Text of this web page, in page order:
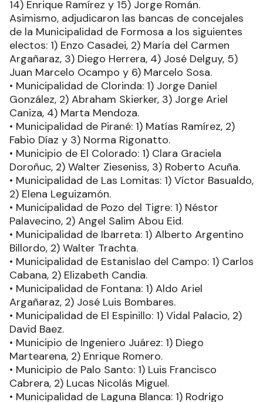
14) Enrique Ramírez y 15) Jorge Román.
Asimismo, adjudicaron las bancas de concejales
de la Municipalidad de Formosa a los siguientes
electos: 1) Enzo Casadei, 2) María del Carmen
Argañaraz, 3) Diego Herrera, 4) José Delguy, 5)
Juan Marcelo Ocampo y 6) Marcelo Sosa.
• Municipalidad de Clorinda: 1) Jorge Daniel
González, 2) Abraham Skierker, 3) Jorge Ariel
Caniza, 4) Marta Mendoza.
• Municipalidad de Pirané: 1) Matías Ramírez, 2)
Fabio Díaz y 3) Norma Rigonatto.
• Municipio de El Colorado: 1) Clara Graciela
Doroñuc, 2) Walter Zieseniss, 3) Roberto Acuña.
• Municipalidad de Las Lomitas: 1) Víctor Basualdo,
2) Elena Leguizamón.
• Municipalidad de Pozo del Tigre: 1) Néstor
Palavecino, 2) Angel Salim Abou Eid.
• Municipalidad de Ibarreta: 1) Alberto Argentino
Billordo, 2) Walter Trachta.
• Municipalidad de Estanislao del Campo: 1) Carlos
Cabana, 2) Elizabeth Candia.
• Municipalidad de Fontana: 1) Aldo Ariel
Argañaraz, 2) José Luis Bombares.
• Municipalidad de El Espinillo: 1) Vidal Palacio, 2)
David Baez.
• Municipio de Ingeniero Juárez: 1) Diego
Martearena, 2) Enrique Romero.
• Municipio de Palo Santo: 1) Luis Francisco
Cabrera, 2) Lucas Nicolás Miguel.
• Municipalidad de Laguna Blanca: 1) Rodrigo